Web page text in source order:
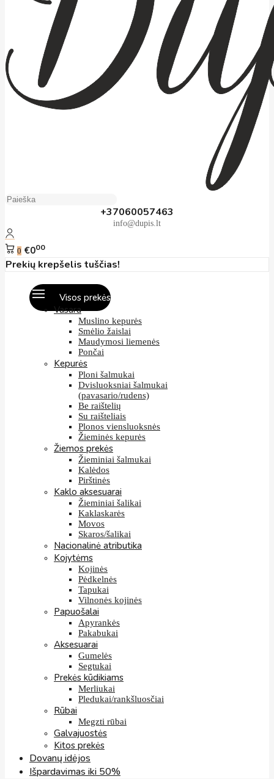
+37060057463
info@dupis.lt
0 €000
Prekių krepšelis tuščias!
Visos prekės
Vasara
Muslino kepurės
Smėlio žaislai
Maudymosi liemenės
Pončai
Kepurės
Ploni šalmukai
Dvisluoksniai šalmukai
(pavasario/rudens)
Be raištelių
Su raišteliais
Plonos viensluoksnės
Žieminės kepurės
Žiemos prekės
Žieminiai šalmukai
Kalėdos
Pirštinės
Kaklo aksesuarai
Žieminiai šalikai
Kaklaskarės
Movos
Skaros/šalikai
Nacionalinė atributika
Kojytėms
Kojinės
Pėdkelnės
Tapukai
Vilnonės kojinės
Papuošalai
Apyrankės
Pakabukai
Aksesuarai
Gumelės
Segtukai
Prekės kūdikiams
Merliukai
Pledukai/rankšluosčiai
Rūbai
Megzti rūbai
Galvajuostės
Kitos prekės
Dovanų idėjos
Išpardavimas iki 50%